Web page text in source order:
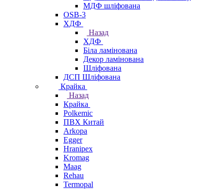
МДФ шліфована
OSB-3
ХДФ
Назад
ХДФ
Біла ламінована
Декор ламінована
Шліфована
ДСП Шліфована
Крайка
Назад
Крайка
Polkemic
ПВХ Китай
Arkopa
Egger
Hranipex
Kromag
Maag
Rehau
Termopal